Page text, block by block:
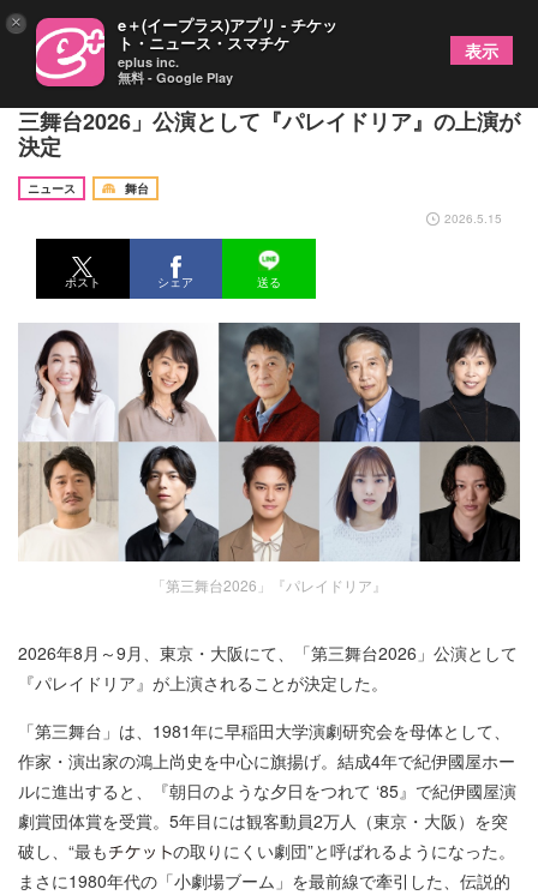
鴻上尚史作・演出、解散から15年の沈黙を破り「第
三舞台2026」公演として『パレイドリア』の上演が
決定
ニュース
舞台
2026.5.15
ポスト シェア 送る
「第三舞台2026」『パレイドリア』
2026年8月～9月、東京・大阪にて、「第三舞台2026」公演として
『パレイドリア』が上演されることが決定した。
「第三舞台」は、1981年に早稲田大学演劇研究会を母体として、
作家・演出家の鴻上尚史を中心に旗揚げ。結成4年で紀伊國屋ホー
ルに進出すると、『朝日のような夕日をつれて ‘85』で紀伊國屋演
劇賞団体賞を受賞。5年目には観客動員2万人（東京・大阪）を突
破し、“最も
の取りにくい劇団”と呼ばれるようになった。
まさに1980年代の「小劇場ブーム」を最前線で牽引した、伝説的
× e＋(イープラス)アプリ - チケッ
ト・ニュース・スマチケ
eplus inc.
無料 - Google Play
表示